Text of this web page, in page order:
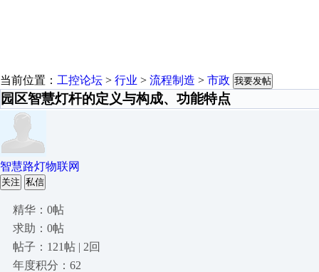
当前位置： 工控论坛 > 行业 > 流程制造 > 市政 我要发帖
园区智慧灯杆的定义与构成、功能特点
智慧路灯物联网
关注 私信
精华：0帖
求助：0帖
帖子：121帖 | 2回
年度积分：62